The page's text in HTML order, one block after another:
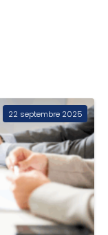
22 septembre 2025